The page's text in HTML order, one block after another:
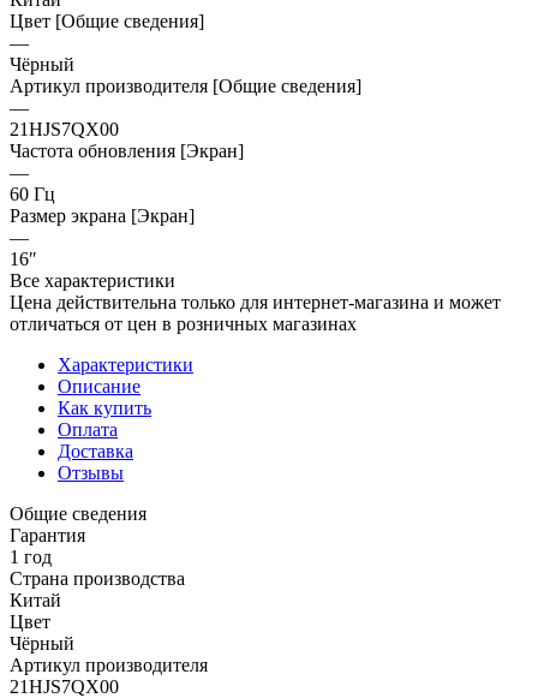
Цвет [Общие сведения]
—
Чёрный
Артикул производителя [Общие сведения]
—
21HJS7QX00
Частота обновления [Экран]
—
60 Гц
Размер экрана [Экран]
—
16″
Все характеристики
Цена действительна только для интернет-магазина и может
отличаться от цен в розничных магазинах
Характеристики
Описание
Как купить
Оплата
Доставка
Отзывы
Общие сведения
Гарантия
1 год
Страна производства
Китай
Цвет
Чёрный
Артикул производителя
21HJS7QX00